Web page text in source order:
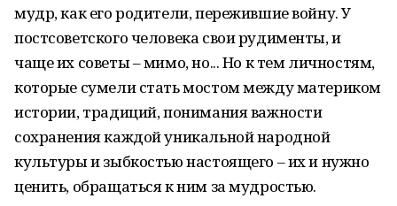
мудр, как его родители, пережившие войну. У
постсоветского человека свои рудименты, и
чаще их советы – мимо, но... Но к тем личностям,
которые сумели стать мостом между материком
истории, традиций, понимания важности
сохранения каждой уникальной народной
культуры и зыбкостью настоящего – их и нужно
ценить, обращаться к ним за мудростью.